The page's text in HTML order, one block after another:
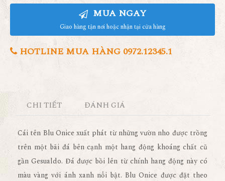
MUA NGAY
Giao hàng tận nơi hoặc nhận tại cửa hàng
HOTLINE MUA HÀNG 0972.12345.1
CHI TIẾT ĐÁNH GIÁ
Cái tên Blu Onice xuất phát từ những vườn nho được trồng
trên một bãi đá bên cạnh một hang động khoáng chất cũ
gần Gesualdo. Đá được bồi lên từ chính hang động này có
màu vàng với ánh xanh nổi bật. Blu Onice được đặt theo